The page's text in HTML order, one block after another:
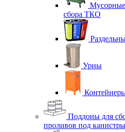
Мусорные
сбора ТКО
Урны
Поддоны для
проливов под